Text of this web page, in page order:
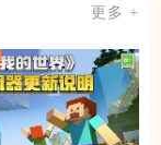
更多 +